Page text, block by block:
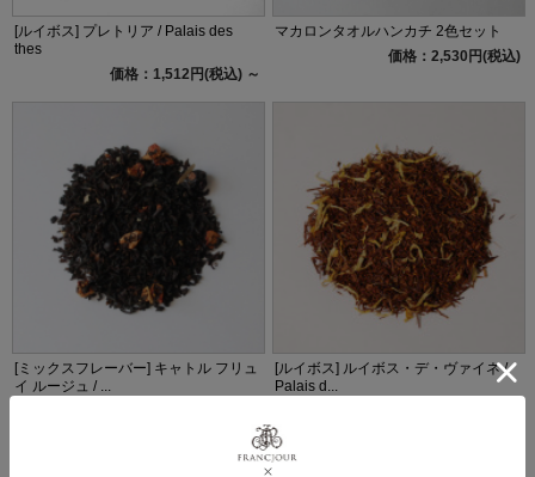
[ルイボス] プレトリア / Palais des
thes
価格：1,512円(税込) ～
マカロンタオルハンカチ 2色セット
価格：2,530円(税込)
[ミックスフレーバー] キャトル フリュ
イ ルージュ / ...
[ルイボス] ルイボス・デ・ヴァイネ /
Palais d...